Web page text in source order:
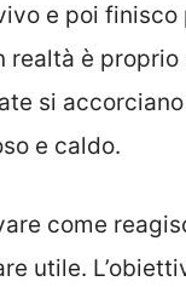
e poi
realtà è
si
e caldo.
come
utile.